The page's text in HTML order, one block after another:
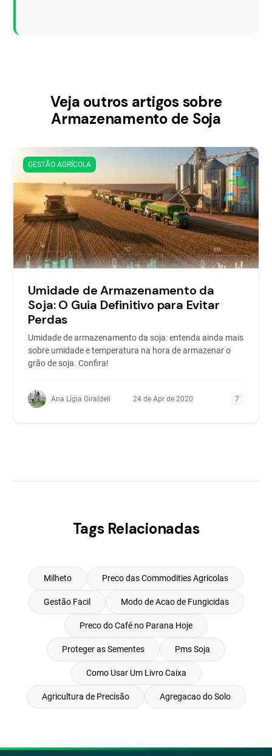
Veja outros artigos sobre
Armazenamento de Soja
GESTÃO AGRÍCOLA
Umidade de Armazenamento da
Soja: O Guia Definitivo para Evitar
Perdas
Umidade de armazenamento da soja: entenda ainda mais
sobre umidade e temperatura na hora de armazenar o
grão de soja. Confira!
Ana Lígia Giraldeli 24 de Apr de 2020 7
Tags Relacionadas
Milheto Preco das Commodities Agricolas
Gestão Facil Modo de Acao de Fungicidas
Preco do Café no Parana Hoje
Proteger as Sementes Pms Soja
Como Usar Um Livro Caixa
Agricultura de Precisão Agregacao do Solo